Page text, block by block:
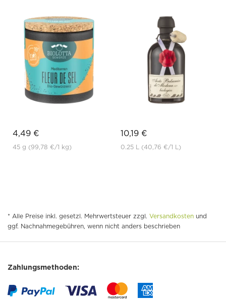
4,49 €
45 g (99,78 €/1 kg)
10,19 €
0.25 L (40,76 €/1 L)
* Alle Preise inkl. gesetzl. Mehrwertsteuer zzgl. Versandkosten und
ggf. Nachnahmegebühren, wenn nicht anders beschrieben
Zahlungsmethoden: